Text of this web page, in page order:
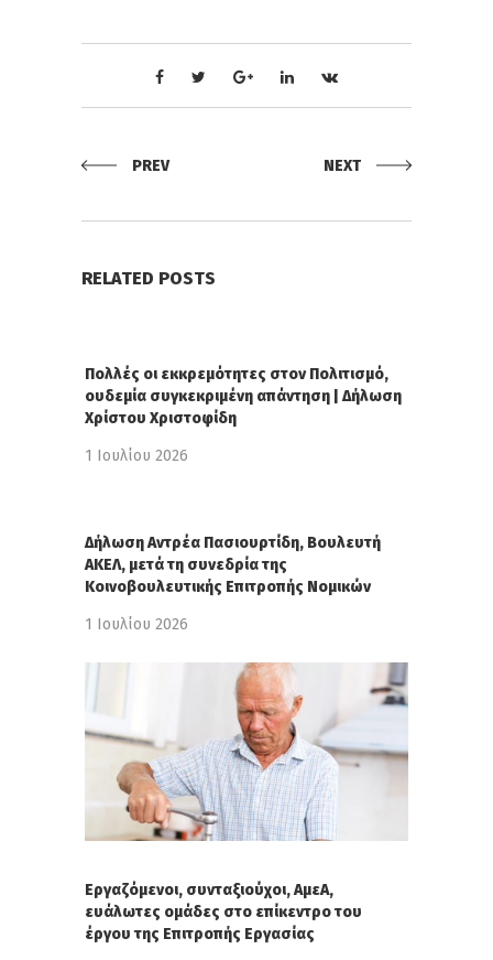
PREV NEXT
RELATED POSTS
Πολλές οι εκκρεμότητες στον Πολιτισμό,
ουδεμία συγκεκριμένη απάντηση | Δήλωση
Χρίστου Χριστοφίδη
1 Ιουλίου 2026
Δήλωση Αντρέα Πασιουρτίδη, Βουλευτή
ΑΚΕΛ, μετά τη συνεδρία της
Κοινοβουλευτικής Επιτροπής Νομικών
1 Ιουλίου 2026
Εργαζόμενοι, συνταξιούχοι, ΑμεΑ,
ευάλωτες ομάδες στο επίκεντρο του
έργου της Επιτροπής Εργασίας